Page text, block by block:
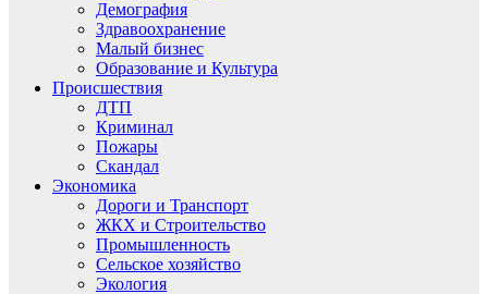
Демография
Здравоохранение
Малый бизнес
Образование и Культура
Происшествия
ДТП
Криминал
Пожары
Скандал
Экономика
Дороги и Транспорт
ЖКХ и Строительство
Промышленность
Сельское хозяйство
Экология